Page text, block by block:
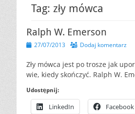
Tag: zły mówca
Ralph W. Emerson
Opublikowano
27/07/2013 Dodaj komentarz
Zły mówca jest po trosze jak
wie, kiedy skończyć. Ralph W.
Udostępnij:
LinkedIn Facebook